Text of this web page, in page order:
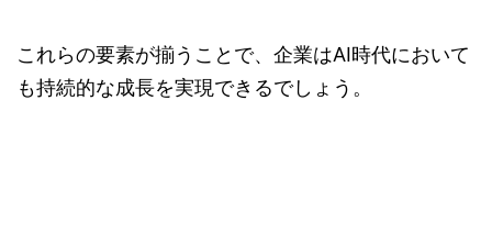
これらの要素が揃うことで、企業はAI時代において
も持続的な成長を実現できるでしょう。